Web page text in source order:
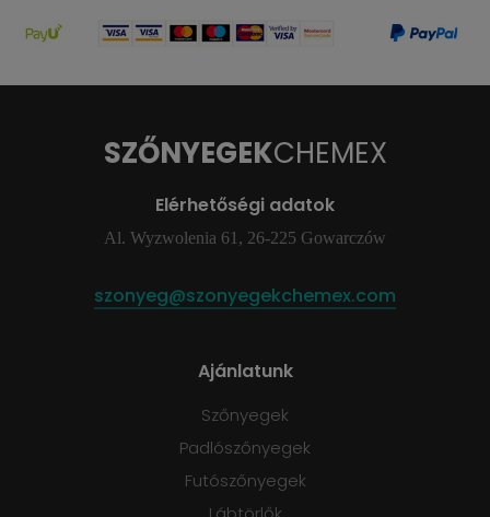
SZŐNYEGEKCHEMEX
Elérhetőségi adatok
Al. Wyzwolenia 61, 26-225 Gowarczów
szonyeg@szonyegekchemex.com
Ajánlatunk
Szőnyegek
Padlószőnyegek
Futószőnyegek